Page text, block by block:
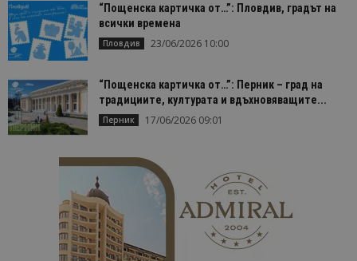
“Пощенска картичка от…”: Пловдив, градът на
всички времена
Пловдив 23/06/2026 10:00
“Пощенска картичка от…”: Перник – град на
традициите, културата и вдъхновяващите...
Перник 17/06/2026 09:01